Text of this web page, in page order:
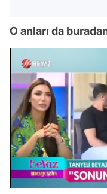
O anları da
/